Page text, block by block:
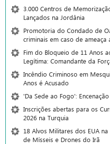
3.000 Centros de
Lançados na Jordânia
Promotoria do Condado de
criminais em caso de ameaça
Fim do Bloqueio de 11 Anos
Legítima: Comandante da
Incêndio Criminoso em
Anos é Acusado
'Da Sede ao Fogo':
Inscrições abertas para os
2026 na Turquia
18 Alvos Militares dos EUA
de Mísseis e Drones do Irã